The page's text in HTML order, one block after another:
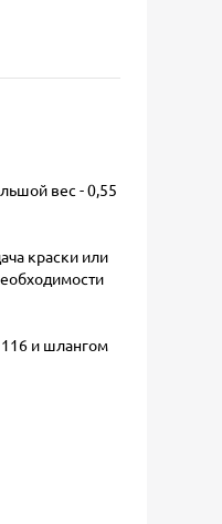
вес - 0,55
краски или
и шлангом